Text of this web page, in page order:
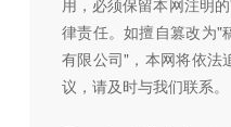
用，必须保留本网注明
律责任。如擅自篡改为"
有限公司"，本网将依法
议，请及时与我们联系。